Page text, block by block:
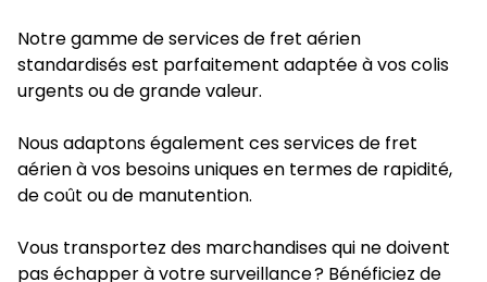
Notre gamme de services de fret aérien
standardisés est parfaitement adaptée à vos colis
urgents ou de grande valeur.
Nous adaptons également ces services de fret
aérien à vos besoins uniques en termes de rapidité,
de coût ou de manutention.
Vous transportez des marchandises qui ne doivent
pas échapper à votre surveillance ? Bénéficiez de